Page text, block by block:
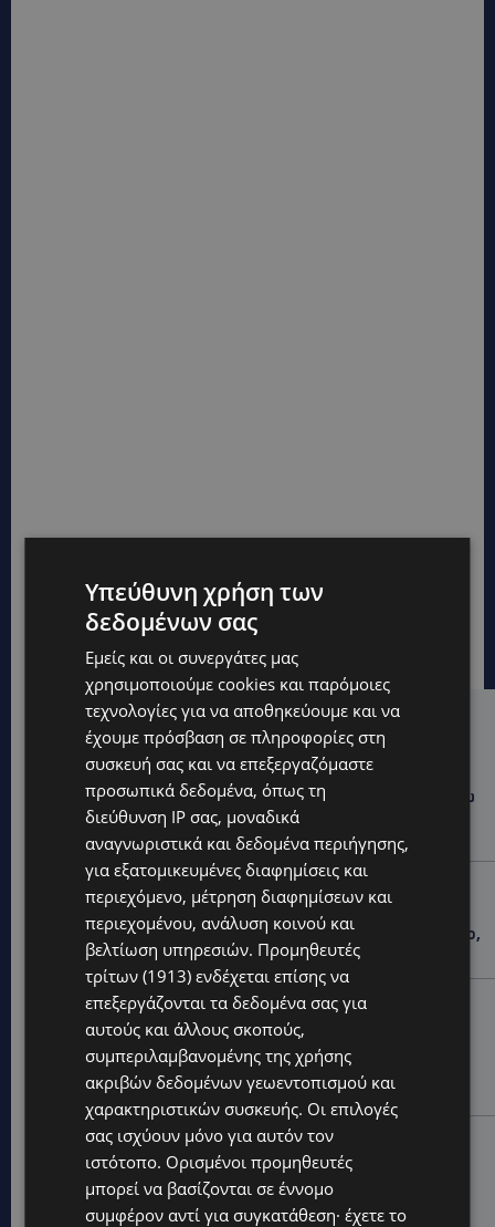
Hot this week
UPDATES
ΦΡΑΓΜΑ ΚΛΗΡΟΥ: Πήγαν για ψάρεμα και άφησαν πίσω
τους σκουπίδια – Εικόνες που προβληματίζουν-
(Φώτο)
LIFESTYLE
ΝΙΚΟΣ ΚΑΛΟΓΕΡΟΠΟΥΛΟΣ: Έφυγε από τη ζωή ο
πολυτάλαντος καλλιτέχνης που ξεχώρισε σε θέατρο,
κινηματογράφο και τηλεόραση-(Bίντεο)
UPDATES
ΜΑΡΙΑ ΜΑΡΚΟΥ «ΠΙΚΚΟΥΑ: Τον κατέγραψε η κάμερα να
μπαίνει στο σπίτι της –Έλειπε στο εξωτερικό
εκπροσωπώντας την Κύπρο: «Αύριο μπορεί να είναι
κάποιος που...
CALENDAR
ΑΠΟ ΤΗΝ ΚΥΠΡΟ ΣΤΟ ΛΟΝΔΙΝΟ ΚΑΙ ΤΟ ΕΔΙΜΒΟΥΡΓΟ: Η
Στέλλα Παπά γράφει τη δική της σελίδα στη διεθνή
εικαστική σκηνή
Υπεύθυνη χρήση των
δεδομένων σας
Εμείς και οι συνεργάτες μας
χρησιμοποιούμε cookies και παρόμοιες
τεχνολογίες για να αποθηκεύουμε και να
έχουμε πρόσβαση σε πληροφορίες στη
συσκευή σας και να επεξεργαζόμαστε
προσωπικά δεδομένα, όπως τη
διεύθυνση IP σας, μοναδικά
αναγνωριστικά και δεδομένα περιήγησης,
για εξατομικευμένες διαφημίσεις και
περιεχόμενο, μέτρηση διαφημίσεων και
περιεχομένου, ανάλυση κοινού και
βελτίωση υπηρεσιών. Προμηθευτές
τρίτων (1913) ενδέχεται επίσης να
επεξεργάζονται τα δεδομένα σας για
αυτούς και άλλους σκοπούς,
συμπεριλαμβανομένης της χρήσης
ακριβών δεδομένων γεωεντοπισμού και
χαρακτηριστικών συσκευής. Οι επιλογές
σας ισχύουν μόνο για αυτόν τον
ιστότοπο. Ορισμένοι προμηθευτές
μπορεί να βασίζονται σε έννομο
συμφέρον αντί για συγκατάθεση· έχετε το